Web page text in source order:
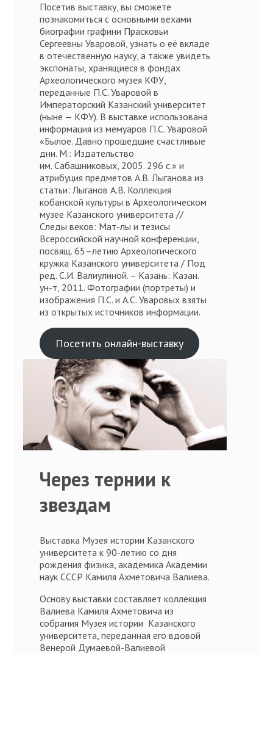
Посетив выставку, вы сможете
познакомиться с основными вехами
биографии графини Прасковьи
Сергеевны Уваровой, узнать о её вкладе
в отечественную науку, а также увидеть
экспонаты, хранящиеся в фондах
Археологического музея КФУ,
переданные П.С. Уваровой в
Императорский Казанский университет
(ныне — КФУ). В выставке использована
информация из мемуаров П.С. Уваровой
«Былое. Давно прошедшие счастливые
дни. М.: Издательство
им. Сабашниковых, 2005. 296 с.» и
атрибуция предметов А.В. Лыганова из
статьи: Лыганов А.В. Коллекция
кобанской культуры в Археологическом
музее Казанского университета //
Следы веков: Мат-лы и тезисы
Всероссийской научной конференции,
посвящ. 65–летию Археологического
кружка Казанского университета / Под
ред. С.И. Валиулиной. – Казань: Казан.
ун-т, 2011. Фотографии (портреты) и
изображения П.С. и А.С. Уваровых взяты
из открытых источников информации.
Посетить онлайн-выставку
Через тернии к
звездам
Выставка Музея истории Казанского
университета к 90-летию со дня
рождения физика, академика Академии
наук СССР Камиля Ахметовича Валиева.
Основу выставки составляет коллекция
Валиева Камиля Ахметовича из
собрания Музея истории Казанского
университета, переданная его вдовой
Венерой Думаевой-Валиевой